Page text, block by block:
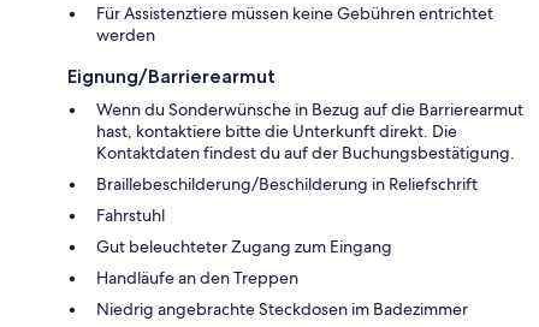
Für Assistenztiere müssen keine Gebühren entrichtet
werden
Eignung/Barrierearmut
Wenn du Sonderwünsche in Bezug auf die Barrierearmut
hast, kontaktiere bitte die Unterkunft direkt. Die
Kontaktdaten findest du auf der Buchungsbestätigung.
Braillebeschilderung/Beschilderung in Reliefschrift
Fahrstuhl
Gut beleuchteter Zugang zum Eingang
Handläufe an den Treppen
Niedrig angebrachte Steckdosen im Badezimmer